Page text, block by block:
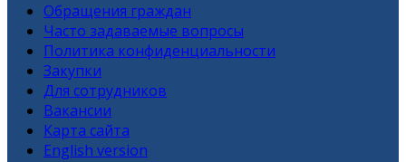
Обращения граждан
Часто задаваемые вопросы
Политика конфиденциальности
Закупки
Для сотрудников
Вакансии
Карта сайта
English version